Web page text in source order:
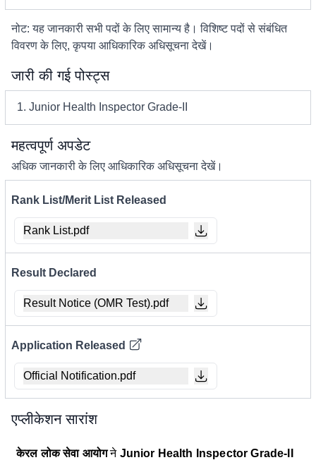
नोट: यह जानकारी सभी पदों के लिए सामान्य है। विशिष्ट पदों से संबंधित
विवरण के लिए, कृपया आधिकारिक अधिसूचना देखें।
जारी की गई पोस्ट्स
1. Junior Health Inspector Grade-II
महत्वपूर्ण अपडेट
अधिक जानकारी के लिए आधिकारिक अधिसूचना देखें।
Rank List/Merit List Released
Rank List.pdf
Result Declared
Result Notice (OMR Test).pdf
Application Released
Official Notification.pdf
एप्लीकेशन सारांश
केरल लोक सेवा आयोगने Junior Health Inspector Grade-II